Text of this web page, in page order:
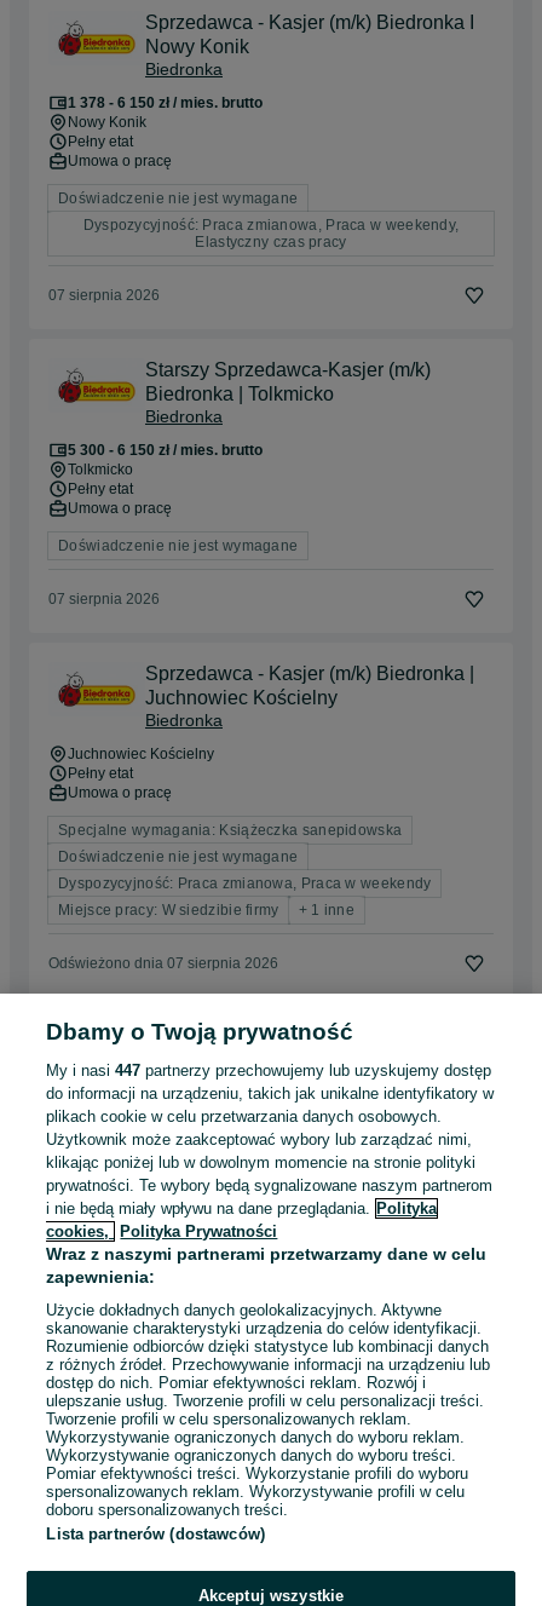
Sprzedawca - Kasjer (m/k) Biedronka I
Nowy Konik
Biedronka
1 378 - 6 150 zł / mies. brutto
Nowy Konik
Pełny etat
Umowa o pracę
Doświadczenie nie jest wymagane
Dyspozycyjność: Praca zmianowa, Praca w weekendy,
Elastyczny czas pracy
07 sierpnia 2026
Starszy Sprzedawca-Kasjer (m/k)
Biedronka | Tolkmicko
Biedronka
5 300 - 6 150 zł / mies. brutto
Tolkmicko
Pełny etat
Umowa o pracę
Doświadczenie nie jest wymagane
07 sierpnia 2026
Sprzedawca - Kasjer (m/k) Biedronka |
Juchnowiec Kościelny
Biedronka
Juchnowiec Kościelny
Pełny etat
Umowa o pracę
Specjalne wymagania: Książeczka sanepidowska
Doświadczenie nie jest wymagane
Dyspozycyjność: Praca zmianowa, Praca w weekendy
Miejsce pracy: W siedzibie firmy
+ 1 inne
Odświeżono dnia 07 sierpnia 2026
Praca Wakacyjna Biedronka | Ruciane-
Nida
Biedronka
od 36 zł / godz. brutto
Rozogi
Praca sezonowa
Umowa zlecenie
Doświadczenie nie jest wymagane
Odświeżono dnia 07 sierpnia 2026
1 2 3 ... 23
Dbamy o Twoją prywatność
My i nasi447 partnerzy przechowujemy lub uzyskujemy dostęp
do informacji na urządzeniu, takich jak unikalne identyfikatory w
plikach cookie w celu przetwarzania danych osobowych.
Użytkownik może zaakceptować wybory lub zarządzać nimi,
klikając poniżej lub w dowolnym momencie na stronie polityki
prywatności. Te wybory będą sygnalizowane naszym partnerom
i nie będą miały wpływu na dane przeglądania. Polityka
cookies,
Polityka Prywatności
Wraz z naszymi partnerami przetwarzamy dane w celu
zapewnienia:
Użycie dokładnych danych geolokalizacyjnych. Aktywne
skanowanie charakterystyki urządzenia do celów identyfikacji.
Rozumienie odbiorców dzięki statystyce lub kombinacji danych
z różnych źródeł. Przechowywanie informacji na urządzeniu lub
dostęp do nich. Pomiar efektywności reklam. Rozwój i
ulepszanie usług. Tworzenie profili w celu personalizacji treści.
Tworzenie profili w celu spersonalizowanych reklam.
Wykorzystywanie ograniczonych danych do wyboru reklam.
Wykorzystywanie ograniczonych danych do wyboru treści.
Pomiar efektywności treści. Wykorzystanie profili do wyboru
spersonalizowanych reklam. Wykorzystywanie profili w celu
doboru spersonalizowanych treści.
Lista partnerów (dostawców)
Akceptuj wszystkie